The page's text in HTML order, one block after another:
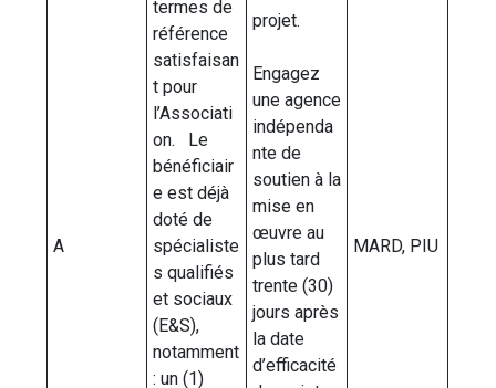
A
termes de
référence
satisfaisan
t pour
l’Associati
on. Le
bénéficiair
e est déjà
doté de
spécialiste
s qualifiés
et sociaux
(E&S),
notamment
: un (1)
projet.
Engagez
une agence
indépenda
nte de
soutien à la
mise en
œuvre au
plus tard
trente (30)
jours après
la date
d’efficacité
MARD, PIU